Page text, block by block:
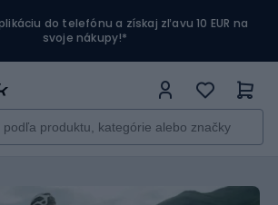
do telefónu a získaj zľavu 10 EUR na
svoje nákupy!*